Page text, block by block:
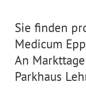
Sie finden
Medicum
An
Parkhaus